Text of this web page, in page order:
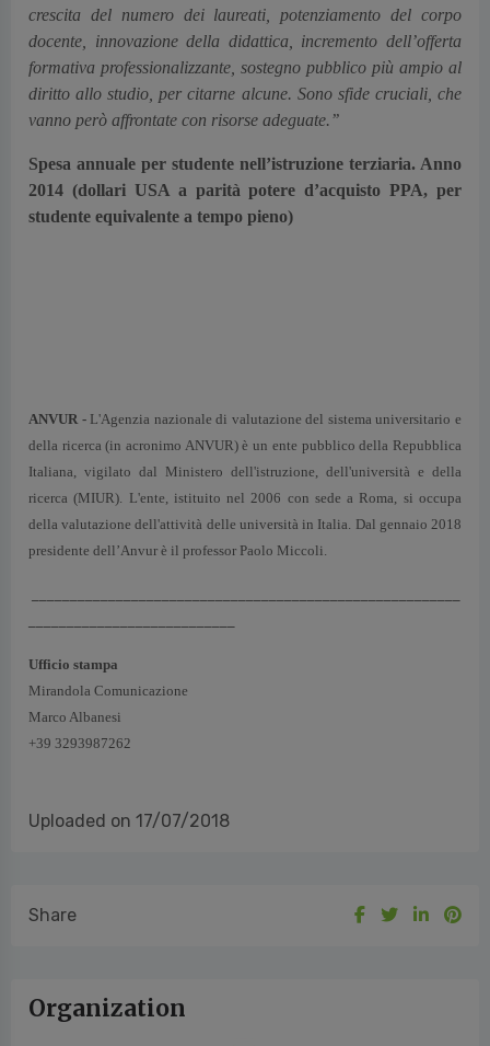
crescita del numero dei laureati, potenziamento del corpo
docente, innovazione della didattica, incremento dell’offerta
formativa professionalizzante, sostegno pubblico più ampio al
diritto allo studio, per citarne alcune. Sono sfide cruciali, che
vanno però affrontate con risorse adeguate.’’
Spesa annuale per studente nell’istruzione terziaria. Anno
2014 (dollari USA a parità potere d’acquisto PPA, per
studente equivalente a tempo pieno)
ANVUR - L'Agenzia nazionale di valutazione del sistema universitario e
della ricerca (in acronimo ANVUR) è un ente pubblico della Repubblica
Italiana, vigilato dal Ministero dell'istruzione, dell'università e della
ricerca (MIUR). L'ente, istituito nel 2006 con sede a Roma, si occupa
della valutazione dell'attività delle università in Italia. Dal gennaio 2018
presidente dell’Anvur è il professor Paolo Miccoli.
Ufficio stampa
Mirandola Comunicazione
Marco Albanesi
+39 3293987262
Uploaded on 17/07/2018
Share
Organization